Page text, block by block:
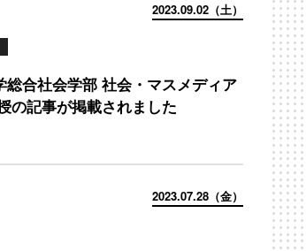
2023.09.02（土）
総合社会学部 社会・マスメディア
の記事が掲載されました
2023.07.28（金）